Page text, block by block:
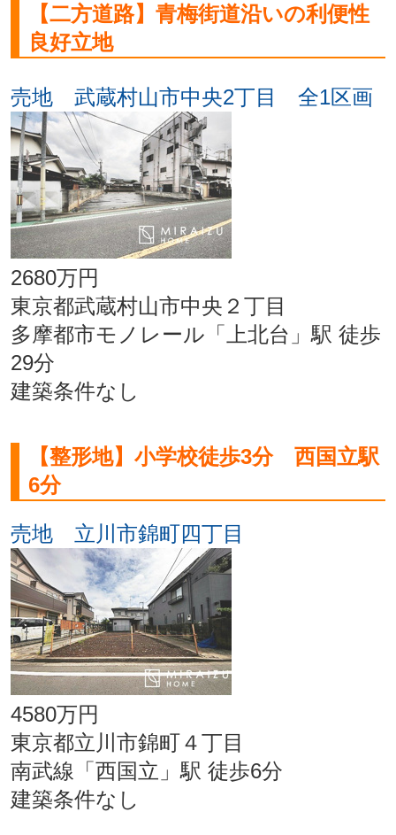
【二方道路】青梅街道沿いの利便性
良好立地
売地 武蔵村山市中央2丁目 全1区画
2680万円
東京都武蔵村山市中央２丁目
多摩都市モノレール「上北台」駅 徒歩
29分
建築条件なし
【整形地】小学校徒歩3分 西国立駅
6分
売地 立川市錦町四丁目
4580万円
東京都立川市錦町４丁目
南武線「西国立」駅 徒歩6分
建築条件なし